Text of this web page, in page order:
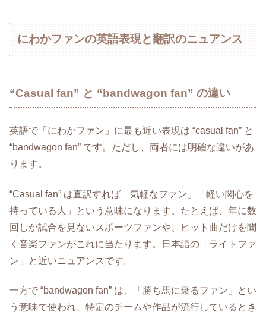
にわかファンの英語表現と翻訳のニュアンス
“Casual fan” と “bandwagon fan” の違い
英語で「にわかファン」に最も近い表現は “casual fan” と
“bandwagon fan” です。ただし、両者には明確な違いがあ
ります。
“Casual fan” は直訳すれば「気軽なファン」「軽い関心を
持っている人」という意味になります。たとえば、年に数
回しか試合を見ないスポーツファンや、ヒット曲だけを聞
く音楽ファンがこれに当たります。日本語の「ライトファ
ン」と近いニュアンスです。
一方で “bandwagon fan” は、「勝ち馬に乗るファン」とい
う意味で使われ、特定のチームや作品が流行しているとき